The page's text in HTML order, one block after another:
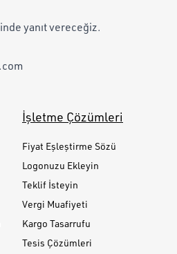
yanıt vereceğiz.
İşletme Çözümleri
Fiyat Eşleştirme Sözü
Logonuzu Ekleyin
Teklif İsteyin
Vergi Muafiyeti
Kargo Tasarrufu
Tesis Çözümleri